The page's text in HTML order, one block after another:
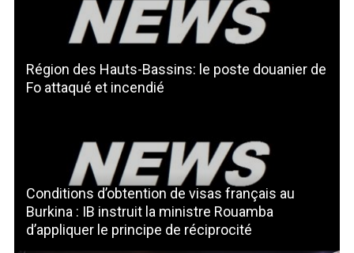
Région des Hauts-Bassins: le poste douanier de
Fo attaqué et incendié
Conditions d’obtention de visas français au
Burkina : IB instruit la ministre Rouamba
d’appliquer le principe de réciprocité